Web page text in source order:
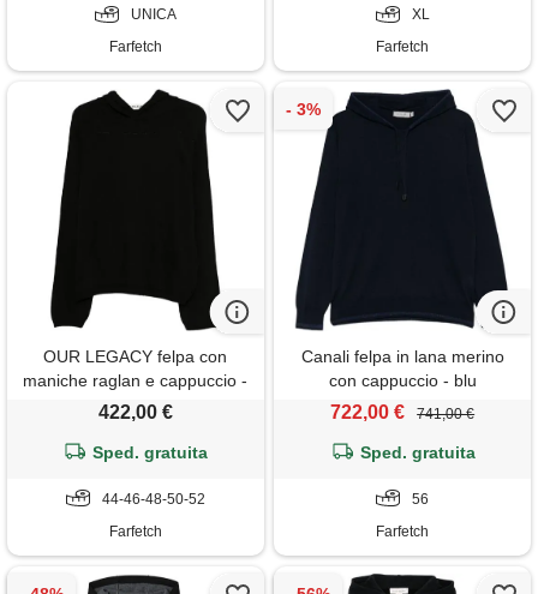
UNICA
Farfetch
XL
Farfetch
OUR LEGACY felpa con
maniche raglan e cappuccio -
nero
422,00 €
Sped. gratuita
44-46-48-50-52
Farfetch
Canali felpa in lana merino
con cappuccio - blu
722,00 € 741,00 €
Sped. gratuita
56
Farfetch